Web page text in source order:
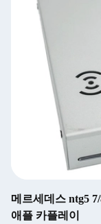
메르세데스 ntg5
애플 카플레이